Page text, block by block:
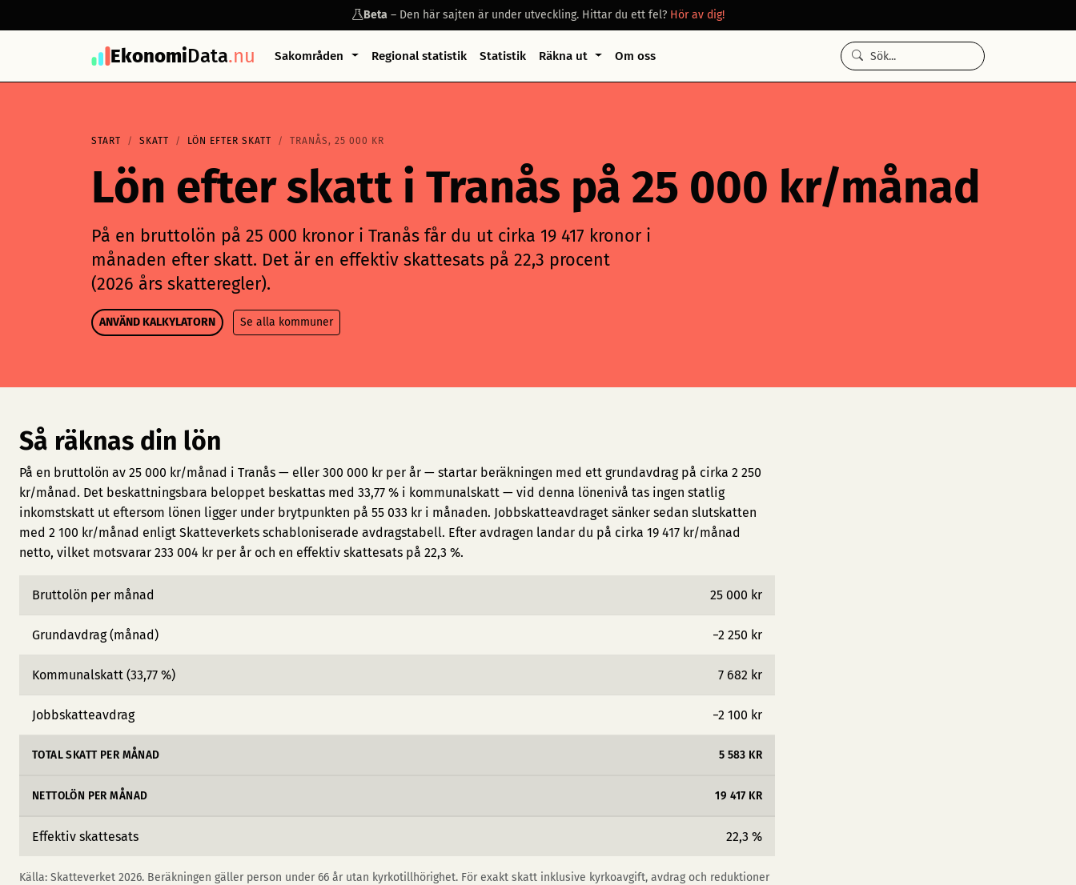
Beta– Den här sajten är under utveckling. Hittar du ett fel? Hör av dig!
EkonomiData.nu Sakområden Regional statistik Statistik Räkna ut Om oss
START SKATT LÖN EFTER SKATT TRANÅS, 25 000 KR
Lön efter skatt i Tranås på 25 000 kr/månad
På en bruttolön på 25 000 kronor i Tranås får du ut cirka 19 417 kronor i
månaden efter skatt. Det är en effektiv skattesats på 22,3 procent
(2026 års skatteregler).
ANVÄND KALKYLATORN Se alla kommuner
Så räknas din lön
På en bruttolön av 25 000 kr/månad i Tranås — eller 300 000 kr per år — startar beräkningen med ett grundavdrag på cirka 2 250
kr/månad. Det beskattningsbara beloppet beskattas med 33,77 % i kommunalskatt — vid denna lönenivå tas ingen statlig
inkomstskatt ut eftersom lönen ligger under brytpunkten på 55 033 kr i månaden. Jobbskatteavdraget sänker sedan slutskatten
med 2 100 kr/månad enligt Skatteverkets schabloniserade avdragstabell. Efter avdragen landar du på cirka 19 417 kr/månad
netto, vilket motsvarar 233 004 kr per år och en effektiv skattesats på 22,3 %.
Bruttolön per månad 25 000 kr
Grundavdrag (månad) −2 250 kr
Kommunalskatt (33,77 %) 7 682 kr
Jobbskatteavdrag −2 100 kr
TOTAL SKATT PER MÅNAD 5 583 KR
NETTOLÖN PER MÅNAD 19 417 KR
Effektiv skattesats 22,3 %
Källa: Skatteverket 2026. Beräkningen gäller person under 66 år utan kyrkotillhörighet. För exakt skatt inklusive kyrkoavgift, avdrag och reduktioner